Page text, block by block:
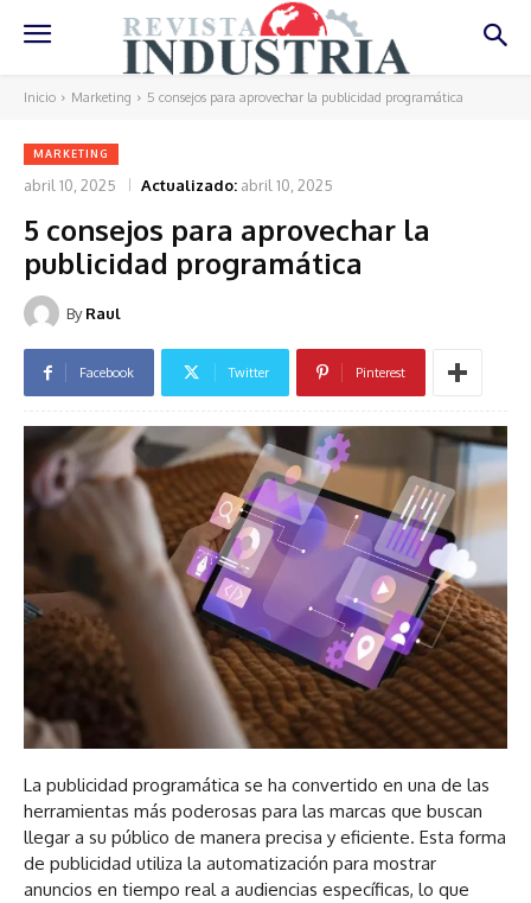
Inicio Marketing 5 consejos para aprovechar la publicidad programática
MARKETING
abril 10, 2025 Actualizado: abril 10, 2025
5 consejos para aprovechar la
publicidad programática
By Raul
Facebook Twitter Pinterest
La publicidad programática se ha convertido en una de las
herramientas más poderosas para las marcas que buscan
llegar a su público de manera precisa y eficiente. Esta forma
de publicidad utiliza la automatización para mostrar
anuncios en tiempo real a audiencias específicas, lo que